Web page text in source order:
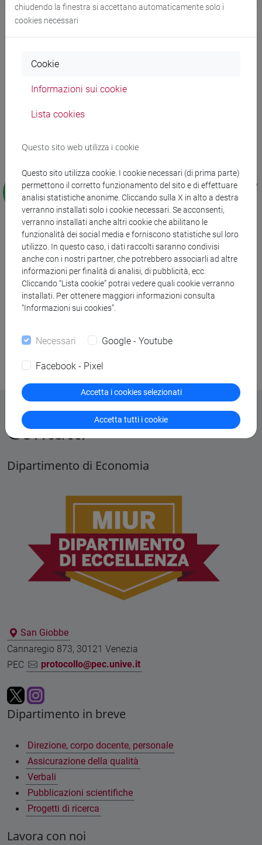
Contatti
Dipartimento di Economia
San Giobbe
Cannaregio 873, 30121 Venezia
PEC
protocollo@pec.unive.it
Dipartimento in breve
Direzione, corpo docente, personale
Assicurazione della qualità
Verbali
Pubblicazioni scientifiche
Progetti di ricerca
Lavora con noi
chiudendo la finestra si accettano automaticamente solo i
cookies necessari
Cookie
Informazioni sui cookie
Lista cookies
Questo sito web utilizza i cookie
Questo sito utilizza cookie. I cookie necessari (di prima parte)
permettono il corretto funzionamento del sito e di effettuare
analisi statistiche anonime. Cliccando sulla X in alto a destra
verranno installati solo i cookie necessari. Se acconsenti,
verranno installati anche altri cookie che abilitano le
funzionalità dei social media e forniscono statistiche sul loro
utilizzo. In questo caso, i dati raccolti saranno condivisi
anche con i nostri partner, che potrebbero associarli ad altre
informazioni per finalità di analisi, di pubblicità, ecc.
Cliccando “Lista cookie” potrai vedere quali cookie verranno
installati. Per ottenere maggiori informazioni consulta
“Informazioni sui cookies”.
Necessari Google - Youtube
Facebook - Pixel
Accetta i cookies selezionati
Accetta tutti i cookie